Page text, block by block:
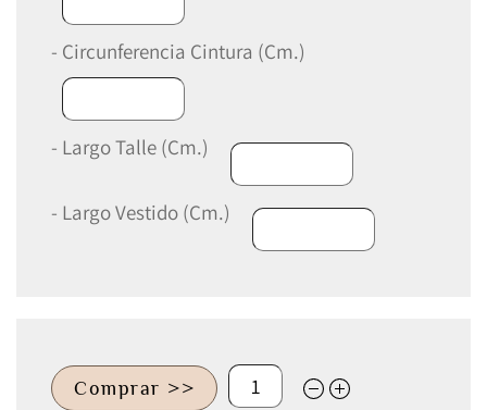
- Circunferencia Cintura (Cm.)
- Largo Talle (Cm.)
- Largo Vestido (Cm.)
Comprar >>